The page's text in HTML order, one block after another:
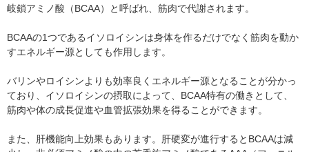
岐鎖アミノ酸（BCAA）と呼ばれ、筋肉で代謝されます。
BCAAの1つであるイソロイシンは身体を作るだけでなく筋肉を動か
すエネルギー源としても作用します。
バリンやロイシンよりも効率良くエネルギー源となることが分かっ
ており、イソロイシンの摂取によって、BCAA特有の働きとして、
筋肉や体の成長促進や血管拡張効果を得ることができます。
また、肝機能向上効果もあります。肝硬変が進行するとBCAAは減